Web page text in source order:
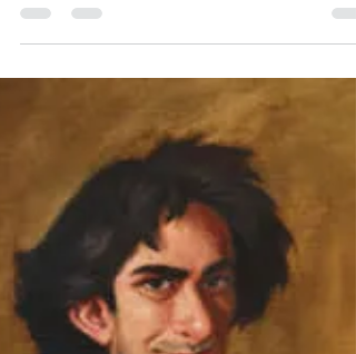
fundamentales del género negro (llevamos
Criminal de Brubaker...